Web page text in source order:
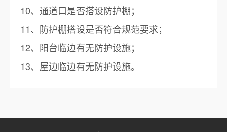
10、通道口是否搭设防护棚；
11、防护棚搭设是否符合规范要求；
12、阳台临边有无防护设施；
13、屋边临边有无防护设施。